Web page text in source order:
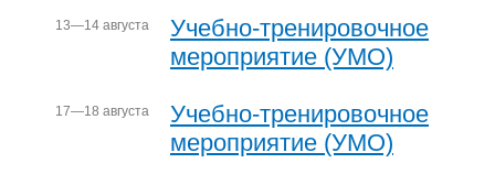
13—14 августа
Учебно-тренировочное
мероприятие (УМО)
17—18 августа
Учебно-тренировочное
мероприятие (УМО)